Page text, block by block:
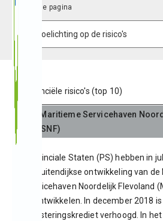
Financiële risico's (top 10)
1. Maritieme Servicehaven
(MSNF)
Provinciale Staten (PS) hebben in
de buitendijkse ontwikkeling van
Servicehaven Noordelijk Flevoland
te ontwikkelen. In december 2018
investeringskrediet verhoogd. In het